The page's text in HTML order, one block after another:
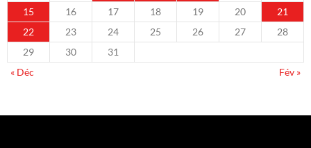
15
16 17 18 19 20
21
22
23 24 25 26 27
28
29
30
31
« Déc
Fév »